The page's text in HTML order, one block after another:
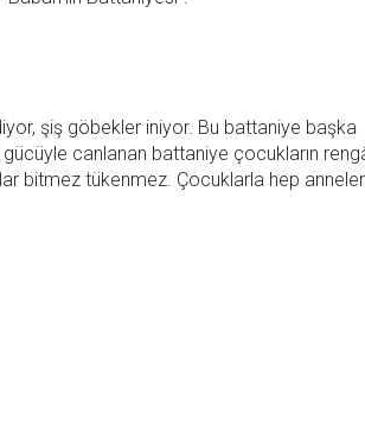
şiş göbekler iniyor. Bu battaniye başka
canlanan battaniye çocukların
bitmez tükenmez. Çocuklarla hep anneler